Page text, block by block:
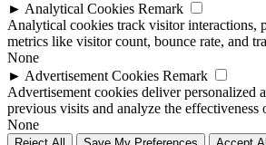
► Analytical Cookies Remark
Analytical cookies track visitor interactions,
metrics like visitor count, bounce rate, and
None
► Advertisement Cookies Remark
Advertisement cookies deliver personalized
previous visits and analyze the effectiveness
None